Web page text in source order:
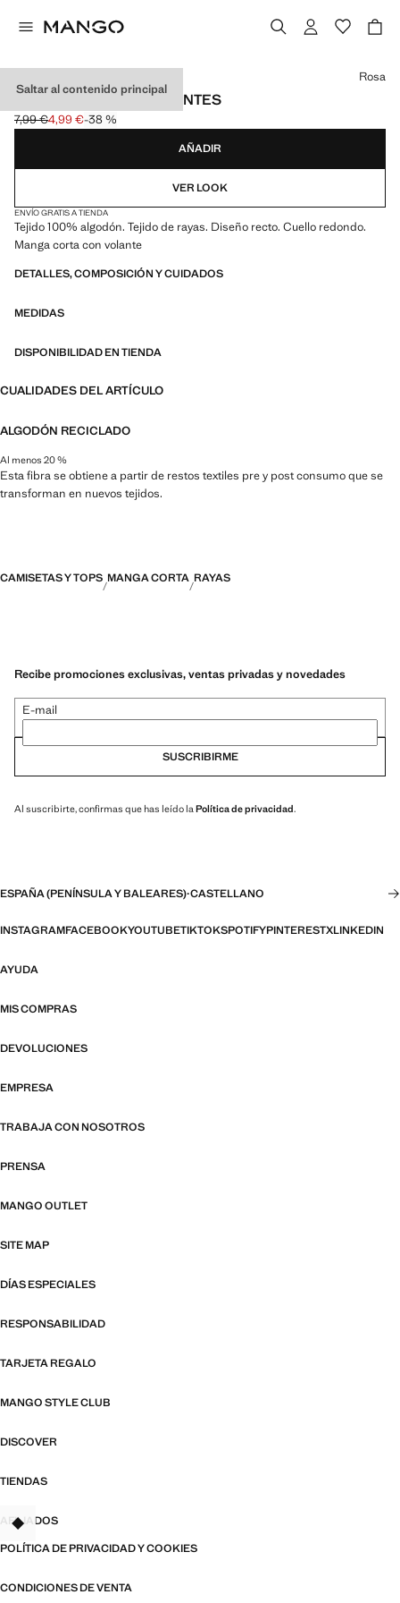
Saltar al contenido principal
CAMISETA RAYAS VOLANTES
Precio inicial tachado [7,99 € ]
7,99 €
Precio actual [4,99 € ]
4,99 €-38 %
Selecciona un color
Rosa
AÑADIR
VER LOOK
ENVÍO GRATIS A TIENDA
Tejido 100% algodón. Tejido de rayas. Diseño recto. Cuello redondo.
Manga corta con volante
DETALLES, COMPOSICIÓN Y CUIDADOS
MEDIDAS
DISPONIBILIDAD EN TIENDA
CUALIDADES DEL ARTÍCULO
ALGODÓN RECICLADO
Al menos 20 %
Esta fibra se obtiene a partir de restos textiles pre y post consumo que se
transforman en nuevos tejidos.
CAMISETAS Y TOPS MANGA CORTA RAYAS
Recibe promociones exclusivas, ventas privadas y novedades
E-mail
SUSCRIBIRME
Al suscribirte, confirmas que has leído laPolítica de privacidad.
ESPAÑA (PENÍNSULA Y BALEARES)·CASTELLANO
INSTAGRAMFACEBOOKYOUTUBETIKTOKSPOTIFYPINTERESTXLINKEDIN
AYUDA
MIS COMPRAS
DEVOLUCIONES
EMPRESA
TRABAJA CON NOSOTROS
PRENSA
MANGO OUTLET
SITE MAP
DÍAS ESPECIALES
RESPONSABILIDAD
TARJETA REGALO
MANGO STYLE CLUB
DISCOVER
TIENDAS
AFILIADOS
POLÍTICA DE PRIVACIDAD Y COOKIES
CONDICIONES DE VENTA